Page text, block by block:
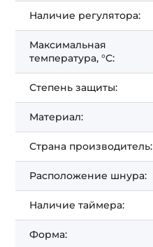
Наличие регулятора:
Максимальная
температура, °C:
Степень защиты:
Материал:
Страна производитель:
Расположение шнура:
Наличие таймера:
Форма: